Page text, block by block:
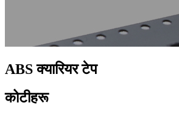
ABS क्यारियर टेप
कोटीहरू